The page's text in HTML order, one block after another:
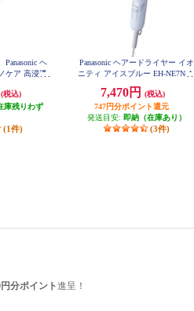
Panasonic ヘ
ケア 高浸透
(税込)
庫残りわず
(1件)
Panasonic ヘアードライヤー イオ
ニティ アイスブルー EH-NE7N-A
7,470円
(税込)
747円分ポイント還元
発送目安: 即納（在庫あり）
(3件)
円分ポイント進呈！